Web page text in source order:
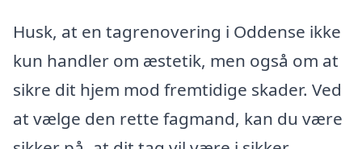
Husk, at en tagrenovering i Oddense ikke
kun handler om æstetik, men også om at
sikre dit hjem mod fremtidige skader. Ved
at vælge den rette fagmand, kan du være